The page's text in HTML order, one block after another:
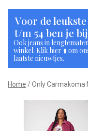
Only
Noa
global
cord
shacket
Voor de
t/m 54 ben je
Ook jeans in
winkel. Klik hier ⬆️ om
laatste nieuwtjes.
Home Only Carmakoma